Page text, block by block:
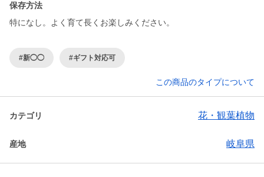
保存方法
特になし。よく育て長くお楽しみください。
#新◯◯ #ギフト対応可
この商品のタイプについて
カテゴリ 花・観葉植物
産地 岐阜県